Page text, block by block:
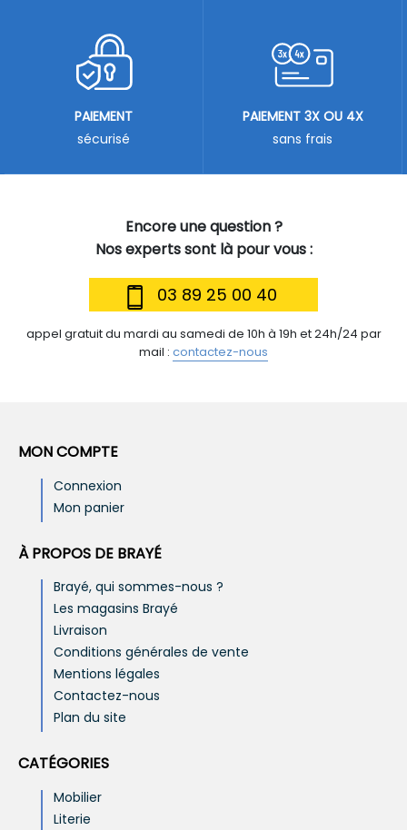
Encore une question ?
Nos experts sont là pour vous :
03 89 25 00 40
appel gratuit du mardi au samedi de 10h à 19h et 24h/24 par
mail : contactez-nous
PAIEMENT
sécurisé
PAIEMENT 3X OU 4X
sans frais
MON COMPTE
Connexion
Mon panier
À PROPOS DE BRAYÉ
Brayé, qui sommes-nous ?
Les magasins Brayé
Livraison
Conditions générales de vente
Mentions légales
Contactez-nous
Plan du site
CATÉGORIES
Mobilier
Literie